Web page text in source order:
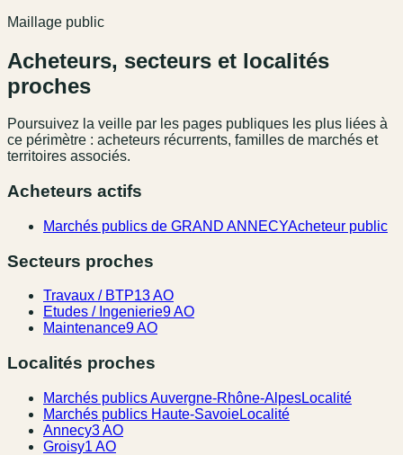
Maillage public
Acheteurs, secteurs et localités
proches
Poursuivez la veille par les pages publiques les plus liées à
ce périmètre : acheteurs récurrents, familles de marchés et
territoires associés.
Acheteurs actifs
Marchés publics de GRAND ANNECYAcheteur public
Secteurs proches
Travaux / BTP13 AO
Etudes / Ingenierie9 AO
Maintenance9 AO
Localités proches
Marchés publics Auvergne-Rhône-AlpesLocalité
Marchés publics Haute-SavoieLocalité
Annecy3 AO
Groisy1 AO